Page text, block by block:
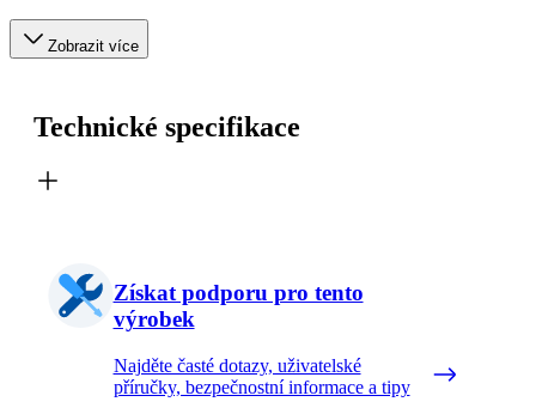
Zobrazit více
Technické specifikace
Získat podporu pro tento
výrobek
Najděte časté dotazy, uživatelské
příručky, bezpečnostní informace a tipy